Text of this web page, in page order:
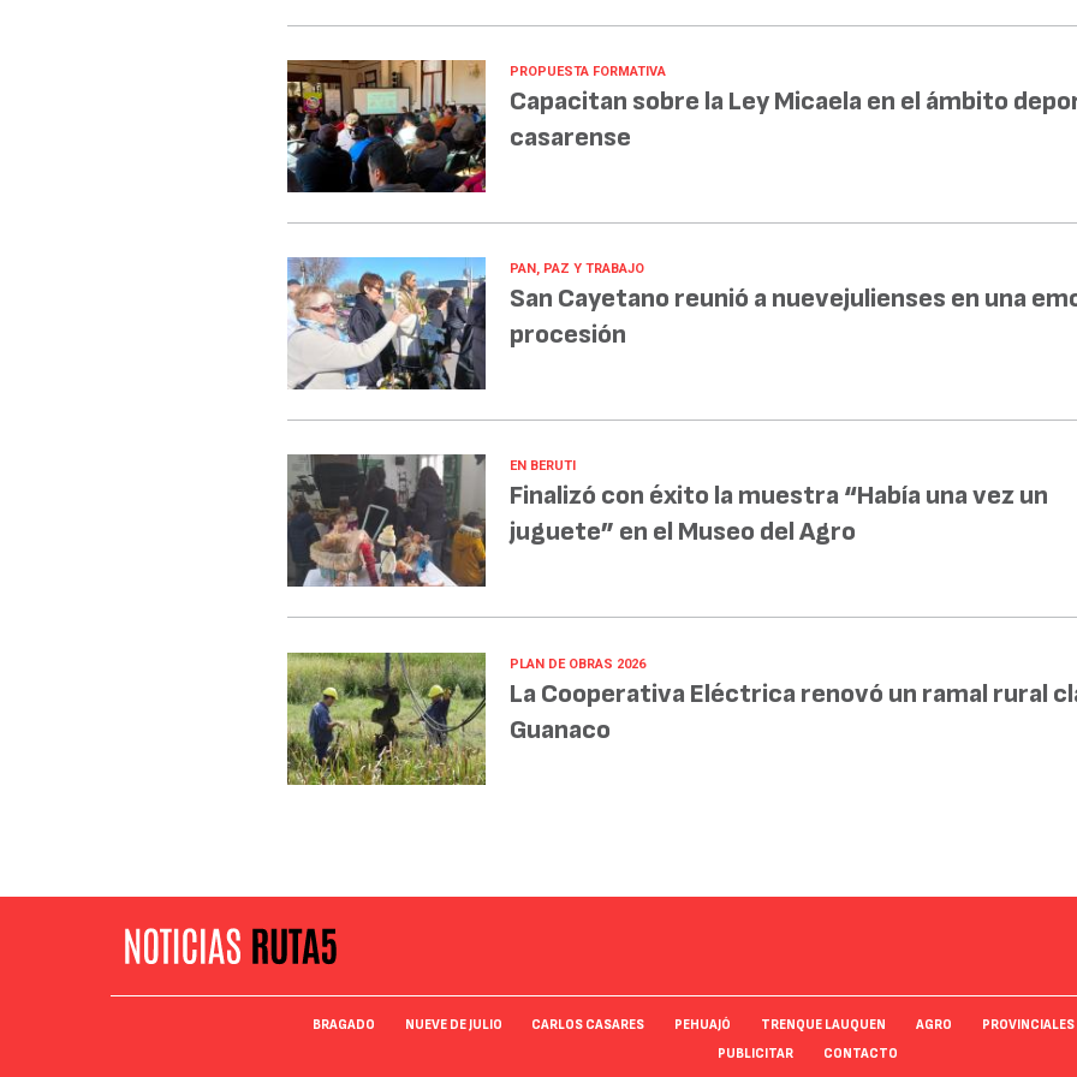
PROPUESTA FORMATIVA
Capacitan sobre la Ley Micaela en el ámbito
casarense
PAN, PAZ Y TRABAJO
San Cayetano reunió a nuevejulienses en una
procesión
EN BERUTI
Finalizó con éxito la muestra “Había una vez un
juguete” en el Museo del Agro
PLAN DE OBRAS 2026
La Cooperativa Eléctrica renovó un ramal rural
Guanaco
BRAGADO NUEVE DE JULIO CARLOS CASARES PEHUAJÓ TRENQUE LAUQUEN AGRO PROVINCIALES
PUBLICITAR
CONTACTO